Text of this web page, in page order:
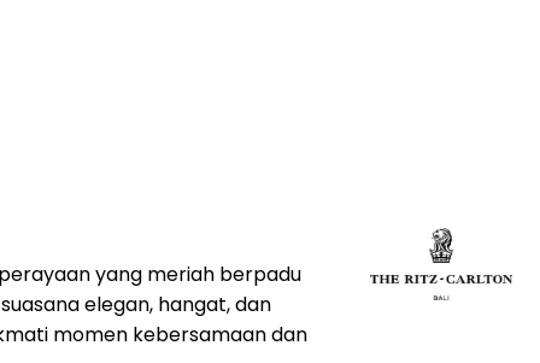
yang meriah berpadu
elegan, hangat, dan
momen kebersamaan dan